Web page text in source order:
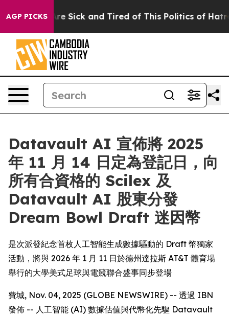
AGP PICKSAre Sick and Tired of This Politics of Hatred”
Datavault AI 宣佈將 2025
年 11 月 14 日定為登記日，向
所有合資格的 Scilex 及
Datavault AI 股東分發
Dream Bowl Draft 迷因幣
是次派發紀念首枚人工智能生成數據驅動的 Draft 幣獨家
活動，將與 2026 年 1 月 11 日於德州達拉斯 AT&T 體育場
舉行的大學美式足球與電競聯合盛事同步登場
費城, Nov. 04, 2025 (GLOBE NEWSWIRE) -- 透過 IBN
發佈 -- 人工智能 (AI) 數據估值與代幣化先驅 Datavault